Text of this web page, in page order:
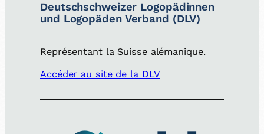
Deutschschweizer Logopädinnen
und Logopäden Verband (DLV)
Représentant la Suisse alémanique.
Accéder au site de la DLV